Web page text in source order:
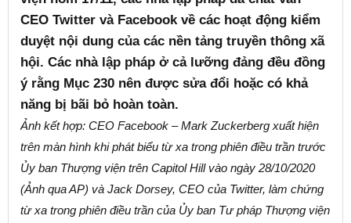
CEO Twitter và Facebook về các hoạt động kiểm
duyệt nội dung của các nền tảng truyền thông xã
hội. Các nhà lập pháp ở cả lưỡng đảng đều đồng
ý rằng Mục 230 nên được sửa đổi hoặc có khả
năng bị bãi bỏ hoàn toàn.
Ảnh kết hợp: CEO Facebook – Mark Zuckerberg xuất hiện
trên màn hình khi phát biểu từ xa trong phiên điều trần trước
Ủy ban Thượng viện trên Capitol Hill vào ngày 28/10/2020
(Ảnh qua AP) và Jack Dorsey, CEO của Twitter, làm chứng
từ xa trong phiên điều trần của Ủy ban Tư pháp Thượng viện